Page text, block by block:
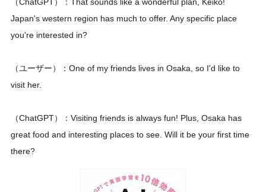
Japan's western region has much to offer. Any specific place
you're interested in?
（ユーザー）：One of my friends lives in Osaka, so I'd like to
visit her.
（ChatGPT）：Visiting friends is always fun! Plus, Osaka has
great food and interesting places to see. Will it be your first time
there?